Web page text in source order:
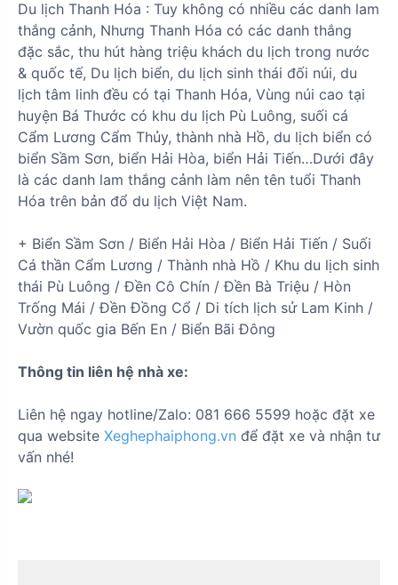
Du lịch Thanh Hóa : Tuy không có nhiều các danh lam
thắng cảnh, Nhưng Thanh Hóa có các danh thắng
đặc sắc, thu hút hàng triệu khách du lịch trong nước
& quốc tế, Du lịch biển, du lịch sinh thái đối núi, du
lịch tâm linh đều có tại Thanh Hóa, Vùng núi cao tại
huyện Bá Thước có khu du lịch Pù Luông, suối cá
Cẩm Lương Cẩm Thủy, thành nhà Hồ, du lịch biển có
biển Sầm Sơn, biển Hải Hòa, biển Hải Tiến…Dưới đây
là các danh lam thắng cảnh làm nên tên tuổi Thanh
Hóa trên bản đổ du lịch Việt Nam.
+ Biển Sầm Sơn / Biển Hải Hòa / Biển Hải Tiến / Suối
Cá thần Cẩm Lương / Thành nhà Hồ / Khu du lịch sinh
thái Pù Luông / Đền Cô Chín / Đền Bà Triệu / Hòn
Trống Mái / Đền Đồng Cổ / Di tích lịch sử Lam Kinh /
Vườn quốc gia Bến En / Biển Bãi Đông
Thông tin liên hệ nhà xe:
Liên hệ ngay hotline/Zalo: 081 666 5599 hoặc đặt xe
qua website Xeghephaiphong.vn để đặt xe và nhận tư
vấn nhé!